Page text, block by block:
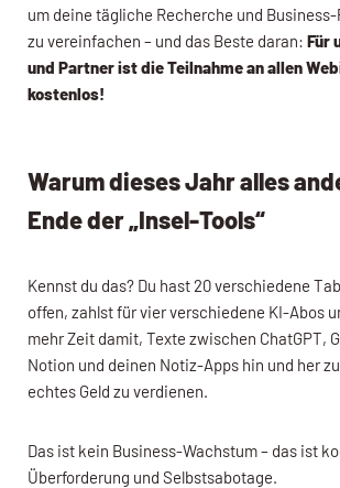
um deine tägliche Recherche und
zu vereinfachen – und das Beste daran: Für
und Partner ist die Teilnahme an allen
kostenlos!
Warum dieses Jahr alles
Ende der „Insel-Tools“
Kennst du das? Du hast 20 verschiedene
offen, zahlst für vier verschiedene KI-Abos
mehr Zeit damit, Texte zwischen ChatGPT,
Notion und deinen Notiz-Apps hin und her
echtes Geld zu verdienen.
Das ist kein Business-Wachstum – das ist
Überforderung und Selbstsabotage.